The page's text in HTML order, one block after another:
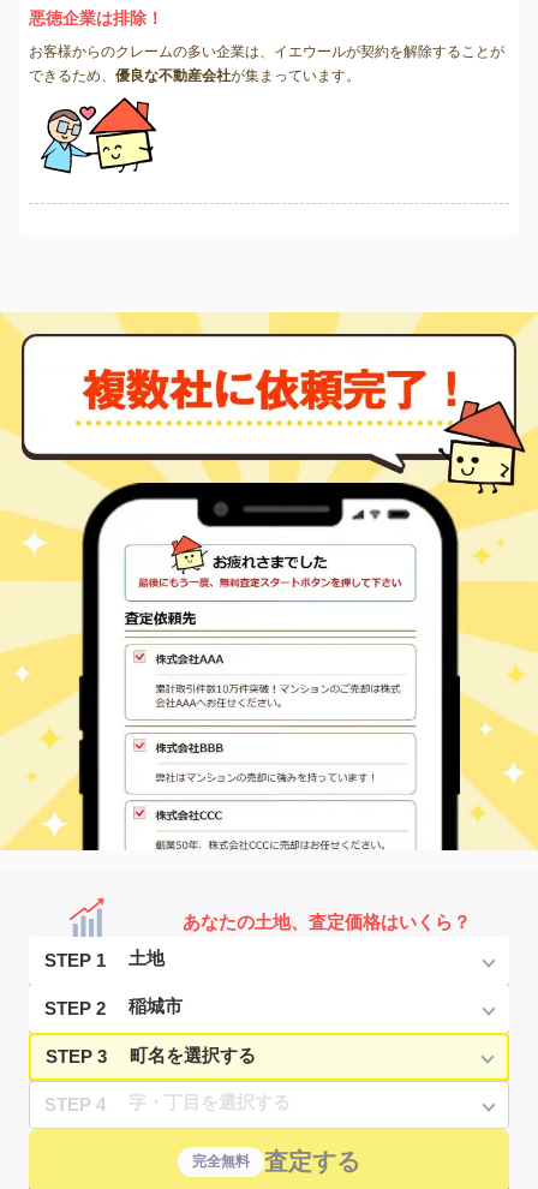
悪徳企業は排除！
お客様からのクレームの多い企業は、イエウールが契約を解除することが
できるため、 優良な不動産会社が集まっています。
あなたの土地、査定価格はいくら？
STEP 1
STEP 2
STEP 3
STEP 4
完全無料 査定する